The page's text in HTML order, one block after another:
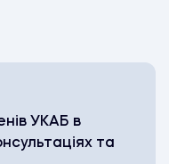
УКАБ в
та